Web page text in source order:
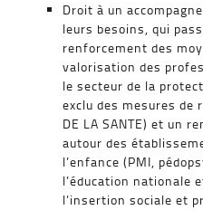
Droit à un
leurs besoins, qui
renforcement des
valorisation des
le secteur de la
exclu des mesures de
DE LA SANTE) et un
autour des
l’enfance (PMI,
l’éducation nationale
l’insertion sociale et